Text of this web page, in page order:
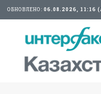
ОБНОВЛЕНО: 06.08.2026, 11:16